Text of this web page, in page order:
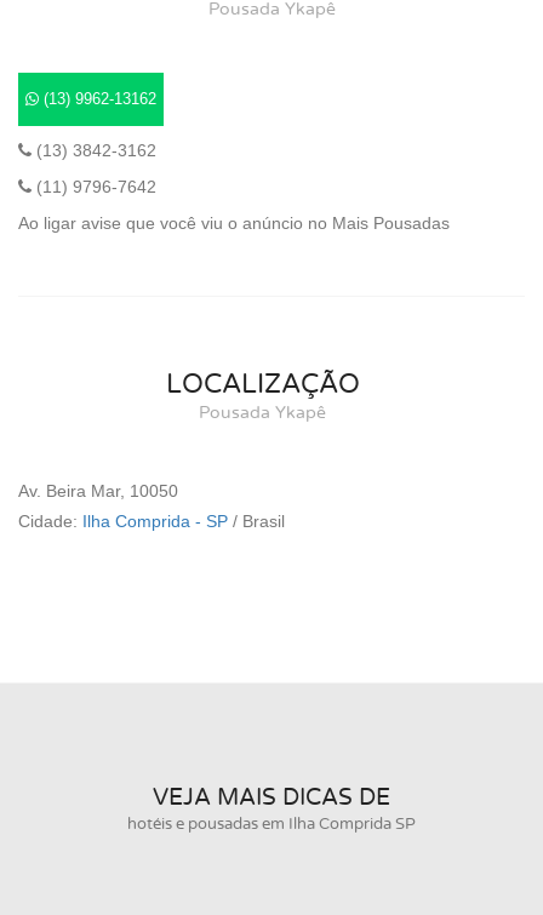
Pousada Ykapê
(13) 9962-13162
(13) 3842-3162
(11) 9796-7642
Ao ligar avise que você viu o anúncio no Mais Pousadas
LOCALIZAÇÃO
Pousada Ykapê
Av. Beira Mar, 10050
Cidade: Ilha Comprida - SP / Brasil
VEJA MAIS DICAS DE
hotéis e pousadas em Ilha Comprida SP